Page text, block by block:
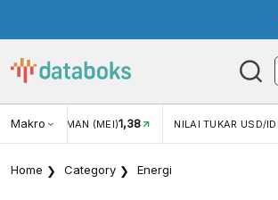
MakroWISMAN (MEI)1,38 NILAI TUKAR USD/
Home Category Energi